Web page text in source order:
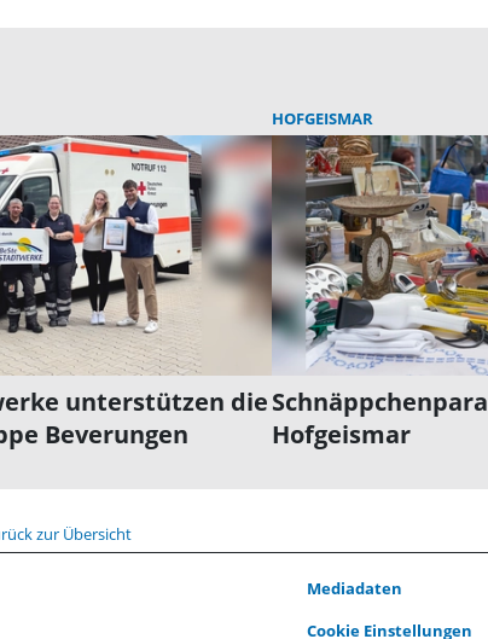
unterstützen die
Beverungen
HOFGEISMAR
Hofgeismar
zur Übersicht
Mediadaten
Cookie Einstellungen